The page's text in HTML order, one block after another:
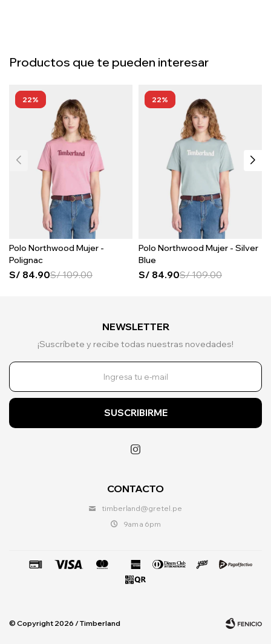
Productos que te pueden interesar
22
Polo Northwood Mujer -
Polignac
S/ 84.90S/109.00
22
Polo Northwood Mujer - Silver
Blue
S/ 84.90S/109.00
CONTACTO
timberland@gretel.pe
9am a 6pm
NEWSLETTER
¡Suscríbete y recibe todas nuestras novedades!
SUSCRIBIRME

© Copyright 2026 / Timberland